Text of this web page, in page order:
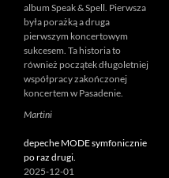
album Speak & Spell. Pierwsza
była porażką a druga
pierwszym koncertowym
sukcesem. Ta historia to
również początek długoletniej
współpracy zakończonej
koncertem w Pasadenie.
Martini
depeche MODE symfonicznie
po raz drugi.
2025-12-01